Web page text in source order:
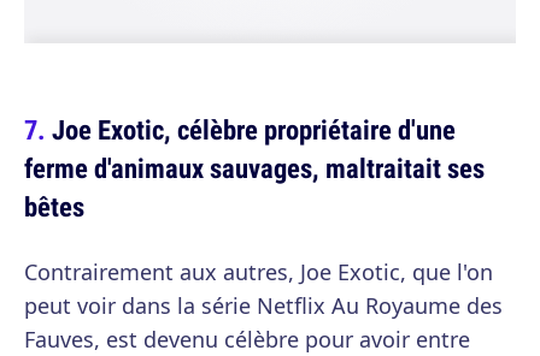
Joe Exotic, célèbre propriétaire d'une
ferme d'animaux sauvages, maltraitait ses
bêtes
Contrairement aux autres, Joe Exotic, que l'on
peut voir dans la série Netflix Au Royaume des
Fauves, est devenu célèbre pour avoir entre